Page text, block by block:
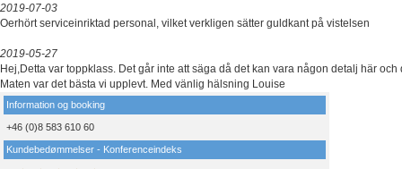
2019-07-03
Oerhört serviceinriktad personal, vilket verkligen sätter guldkant på vistelsen
2019-05-27
Hej,Detta var toppklass. Det går inte att säga då det kan vara någon detalj här och
Maten var det bästa vi upplevt. Med vänlig hälsning Louise
Information og booking
+46 (0)8 583 610 60
Kundebedømmelser - Konferenceindeks